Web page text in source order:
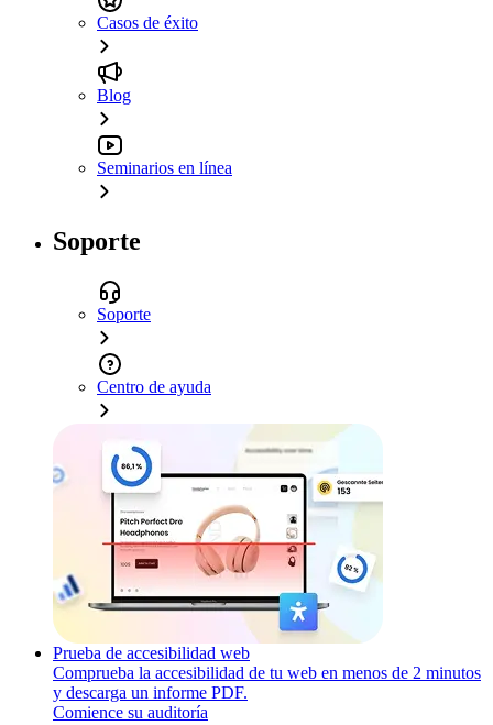
Casos de éxito
Blog
Seminarios en línea
Soporte
Soporte
Centro de ayuda
Prueba de accesibilidad web
Comprueba la accesibilidad de tu web en menos de 2 minutos
y descarga un informe PDF.
Comience su auditoría